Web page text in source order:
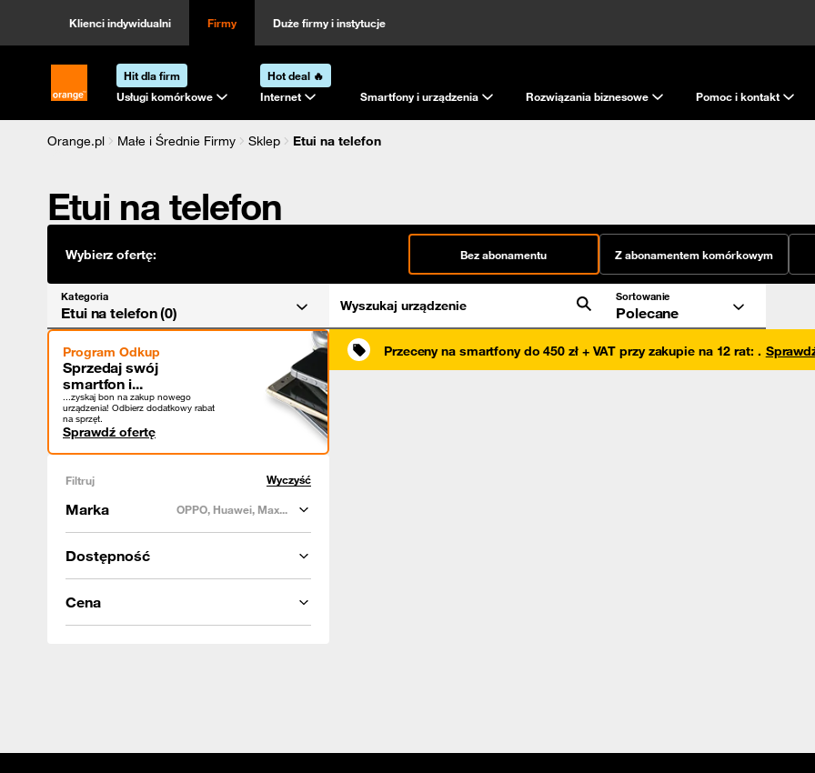
Klienci indywidualni Firmy Duże firmy i instytucje
Strona główna Orange.pl
Hit dla firm
Usługi komórkowe
Hot deal 🔥
Internet
Smartfony i urządzenia Rozwiązania biznesowe Pomoc i kontakt
Orange.pl Małe i Średnie Firmy Sklep
Etui na telefon
Etui na telefon
Wybierz ofertę: Bez abonamentu Z abonamentem komórkowym
Kategoria
Etui na telefon (0) Wyszukaj urządzenie
Sortowanie
Polecane
Program Odkup
Sprzedaj swój
smartfon i...
...zyskaj bon na zakup nowego
urządzenia! Odbierz dodatkowy rabat
na sprzęt.
Sprawdź ofertę
Filtruj Wyczyść
Marka OPPO, Huawei, Max...
Dostępność
Cena
Przeceny na smartfony do 450 zł + VAT przy zakupie na 12 rat: .